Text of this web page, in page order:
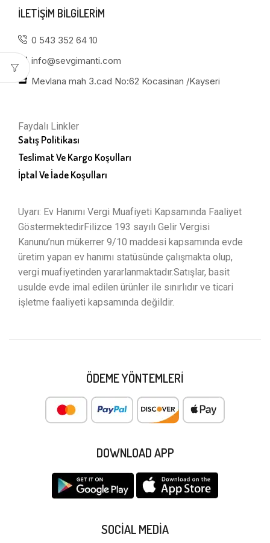
ILETIŞIM BILGILERIM
0 543 352 64 10
info@sevgimanti.com
Mevlana mah 3.cad No:62 Kocasinan /Kayseri
Faydalı Linkler
Satış Politikası
Teslimat Ve Kargo Koşulları
İptal Ve İade Koşulları
Uyarı: Ev Hanımı Vergi Muafiyeti Kapsamında Faaliyet
GöstermektedirFilizce 193 sayılı Gelir Vergisi
Kanunu’nun mükerrer 9/10 maddesi kapsamında evde
üretim yapan ev hanımı statüsünde çalışmakta olup,
vergi muafiyetinden yararlanmaktadır.Satışlar, basit
usulde evde imal edilen ürünler ile sınırlıdır ve ticari
işletme faaliyeti kapsamında değildir.
ÖDEME YÖNTEMLERI
DOWNLOAD APP
SOCIAL MEDIA